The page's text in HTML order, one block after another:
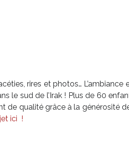
rires et photos…
le sud de l’Irak ! Plus de 60
de qualité grâce à la générosité
ici !